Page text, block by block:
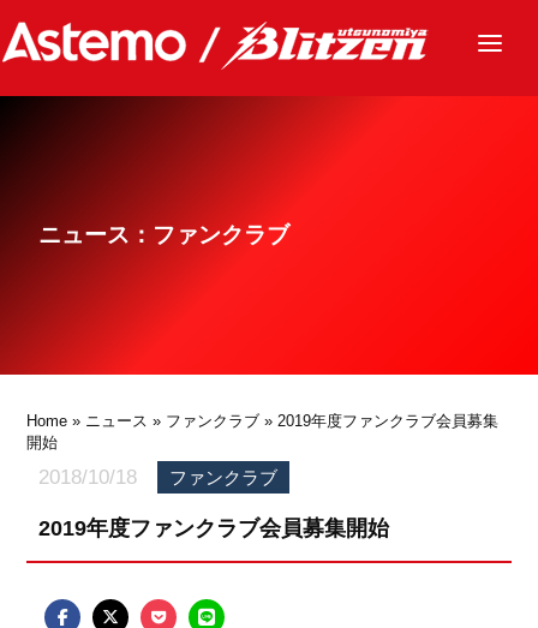
ニュース
グッズ
ニュース：ファンクラブ
Home » ニュース » ファンクラブ » 2019年度ファンクラブ会員募集
開始
2018/10/18 ファンクラブ
2019年度ファンクラブ会員募集開始